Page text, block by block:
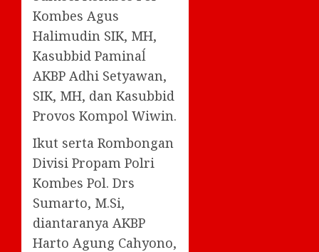
Kombes Agus
Halimudin SIK, MH,
Kasubbid Paminaĺ
AKBP Adhi Setyawan,
SIK, MH, dan Kasubbid
Provos Kompol Wiwin.
Ikut serta Rombongan
Divisi Propam Polri
Kombes Pol. Drs
Sumarto, M.Si,
diantaranya AKBP
Harto Agung Cahyono,